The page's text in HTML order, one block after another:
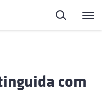
Pesquisa
com